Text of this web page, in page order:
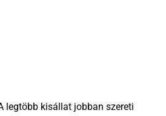
legtöbb kisállat jobban szereti